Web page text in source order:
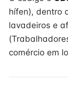
hífen), dentro
lavadeiros e
comércio em